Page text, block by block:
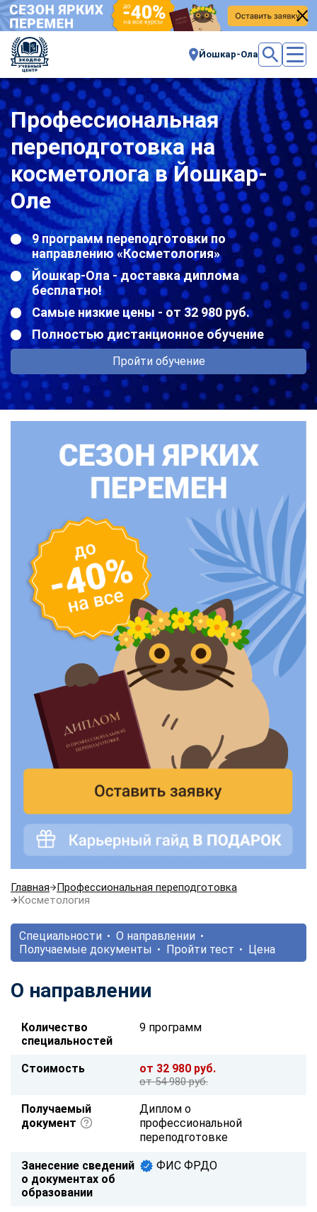
Йошкар-Ола
Профессиональная
переподготовка на
косметолога в Йошкар-
Оле
9 программ переподготовки по
направлению «Косметология»
Йошкар-Ола - доставка диплома
бесплатно!
Самые низкие цены - от 32 980 руб.
Полностью дистанционное обучение
Пройти обучение
Главная
Профессиональная переподготовка
Косметология
Специальности
О направлении
Получаемые документы
Пройти тест Цена
О направлении
Количество
специальностей
9 программ
Стоимость от 32 980 руб.
от 54 980 руб.
Получаемый
документ
Диплом о
профессиональной
переподготовке
Занесение сведений
о документах об
образовании
ФИС ФРДО